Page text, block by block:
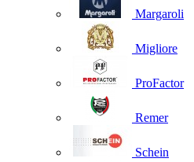
Margaroli
Migliore
ProFactor
Remer
Schein